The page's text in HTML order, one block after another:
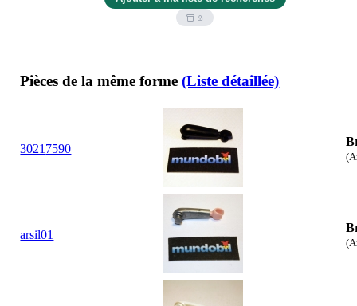
Pièces de la même forme(Liste détaillée)
3021 7590
arsil01